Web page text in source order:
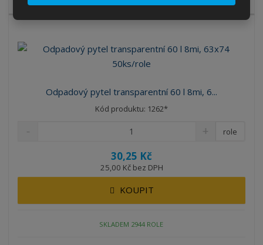
Odpadový pytel transparentní 60 l 8mi, 6...
Kód produktu: 1262*
30,25 Kč
25,00 Kč bez DPH
role
KOUPIT
SKLADEM 2944 ROLE